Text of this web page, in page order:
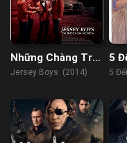
Những Chàng Trai
Jersey
Jersey Boys (2014)
5
5